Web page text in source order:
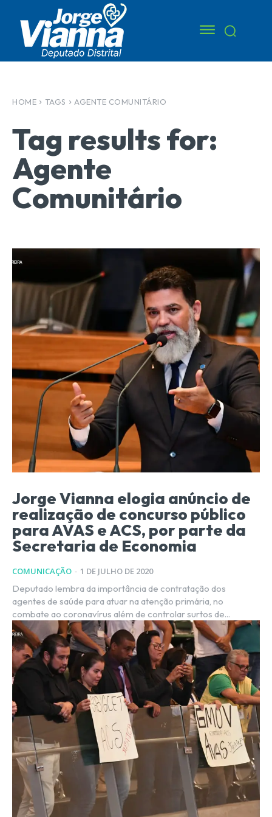
HOME TAGS AGENTE COMUNITÁRIO
Tag results for:
Agente
Comunitário
Jorge Vianna elogia anúncio de
realização de concurso público
para AVAS e ACS, por parte da
Secretaria de Economia
COMUNICAÇÃO - 1 DE JULHO DE 2020
Deputado lembra da importância de contratação dos
agentes de saúde para atuar na atenção primária, no
combate ao coronavírus além de controlar surtos de...